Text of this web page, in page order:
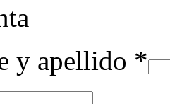
y apellido *